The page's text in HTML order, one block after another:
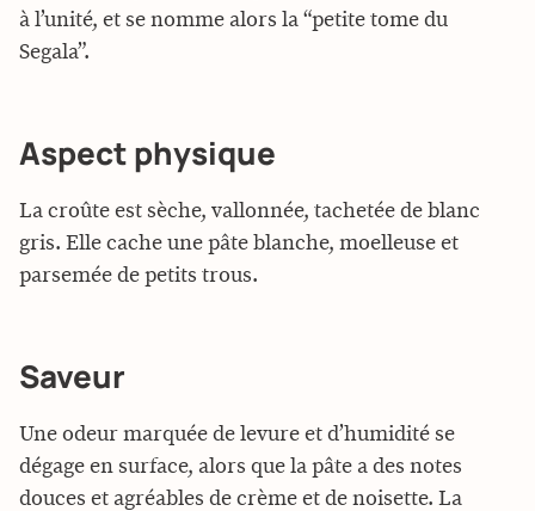
à l’unité, et se nomme alors la “petite tome du
Segala”.
Aspect physique
La croûte est sèche, vallonnée, tachetée de blanc
gris. Elle cache une pâte blanche, moelleuse et
parsemée de petits trous.
Saveur
Une odeur marquée de levure et d’humidité se
dégage en surface, alors que la pâte a des notes
douces et agréables de crème et de noisette. La